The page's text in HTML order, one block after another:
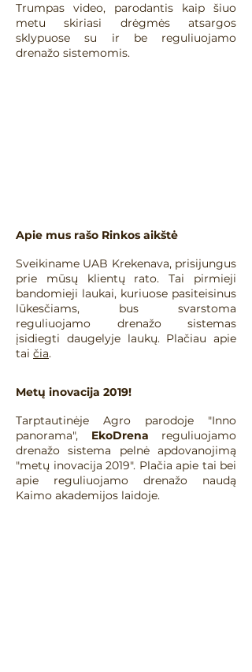
​Trumpas video, parodantis kaip šiuo
metu skiriasi drėgmės atsargos
sklypuose su ir be reguliuojamo
drenažo sistemomis.
Apie mus rašo Rinkos aikštė
​Sveikiname UAB Krekenava, prisijungus
prie mūsų klientų rato. Tai pirmieji
bandomieji laukai, kuriuose pasiteisinus
lūkesčiams, bus svarstoma
reguliuojamo drenažo sistemas
įsidiegti daugelyje laukų. Plačiau apie
tai čia.
Metų inovacija 2019!
​Tarptautinėje Agro parodoje "Inno
panorama", EkoDrena
reguliuojamo
drenažo sistema pelnė apdovanojimą
"metų inovacija 2019". Plačia apie tai bei
apie reguliuojamo drenažo naudą
Kaimo akademijos laidoje.